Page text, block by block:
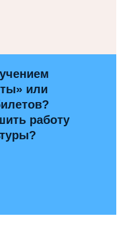
или
работу